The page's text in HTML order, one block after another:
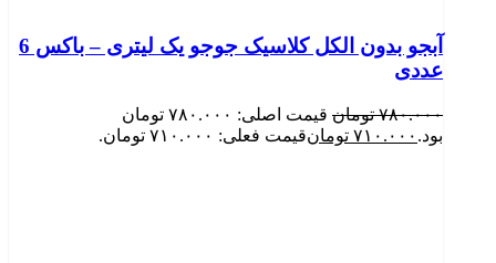
آبجو بدون الکل کلاسیک جوجو یک لیتری – باکس 6
عددی
۷۸۰.۰۰۰ تومان
قیمت اصلی: ۷۸۰.۰۰۰ تومان
بود. ۷۱۰.۰۰۰ تومانقیمت فعلی: ۷۱۰.۰۰۰ تومان.